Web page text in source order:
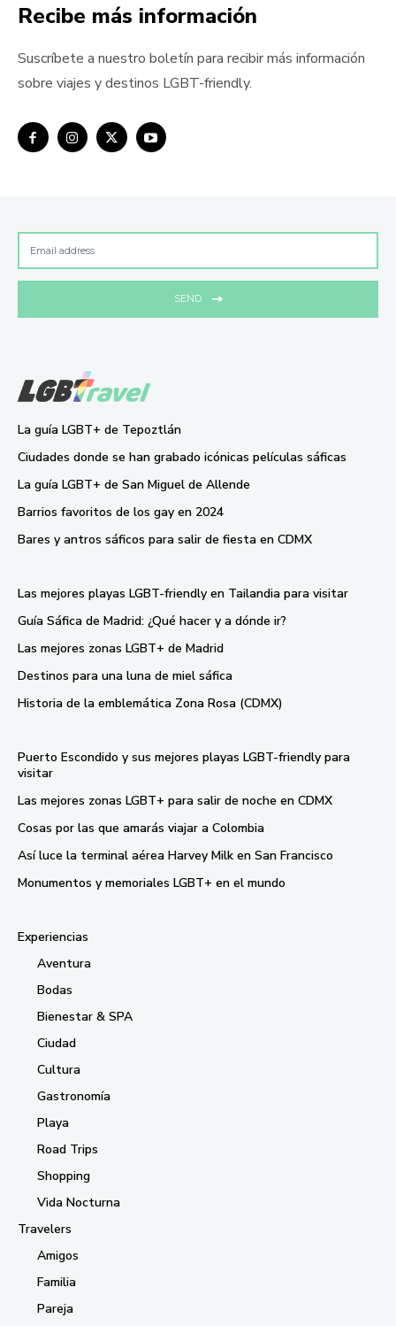
Recibe más información
Suscríbete a nuestro boletín para recibir más información
sobre viajes y destinos LGBT-friendly.
SEND
La guía LGBT+ de Tepoztlán
Ciudades donde se han grabado icónicas películas sáficas
La guía LGBT+ de San Miguel de Allende
Barrios favoritos de los gay en 2024
Bares y antros sáficos para salir de fiesta en CDMX
Las mejores playas LGBT-friendly en Tailandia para visitar
Guía Sáfica de Madrid: ¿Qué hacer y a dónde ir?
Las mejores zonas LGBT+ de Madrid
Destinos para una luna de miel sáfica
Historia de la emblemática Zona Rosa (CDMX)
Puerto Escondido y sus mejores playas LGBT-friendly para
visitar
Las mejores zonas LGBT+ para salir de noche en CDMX
Cosas por las que amarás viajar a Colombia
Así luce la terminal aérea Harvey Milk en San Francisco
Monumentos y memoriales LGBT+ en el mundo
Experiencias
Aventura
Bodas
Bienestar & SPA
Ciudad
Cultura
Gastronomía
Playa
Road Trips
Shopping
Vida Nocturna
Travelers
Amigos
Familia
Pareja